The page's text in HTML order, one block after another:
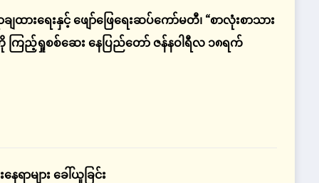
ားရေးနှင့် ဖျော်ဖြေရေးဆပ်ကော်မတီ၊ “စာလုံးစာသား
ကြည့်ရှုစစ်ဆေး နေပြည်တော် ဇန်နဝါရီလ ၁၈ရက်
များ ခေါ်ယူခြင်း